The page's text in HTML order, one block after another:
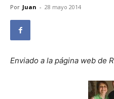
Por Juan - 28 mayo 2014
Enviado a la página web de